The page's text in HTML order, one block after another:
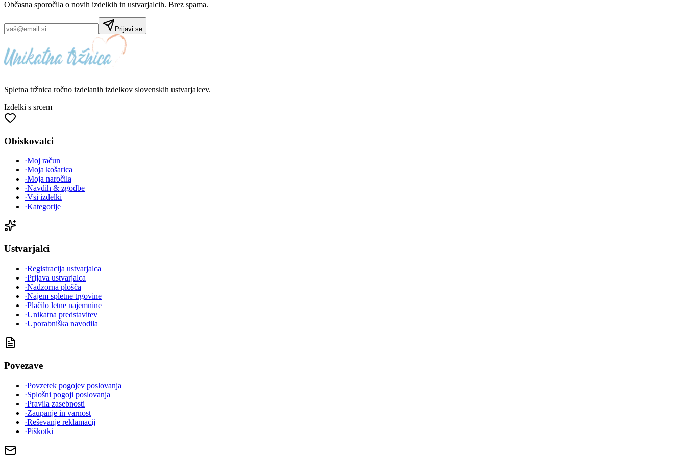
Občasna sporočila o novih izdelkih in ustvarjalcih. Brez spama.
Prijavi se
Spletna tržnica ročno izdelanih izdelkov slovenskih ustvarjalcev.
Izdelki s srcem
Obiskovalci
·Moj račun
·Moja košarica
·Moja naročila
·Navdih & zgodbe
·Vsi izdelki
·Kategorije
Ustvarjalci
·Registracija ustvarjalca
·Prijava ustvarjalca
·Nadzorna plošča
·Najem spletne trgovine
·Plačilo letne najemnine
·Unikatna predstavitev
·Uporabniška navodila
Povezave
·Povzetek pogojev poslovanja
·Splošni pogoji poslovanja
·Pravila zasebnosti
·Zaupanje in varnost
·Reševanje reklamacij
·Piškotki